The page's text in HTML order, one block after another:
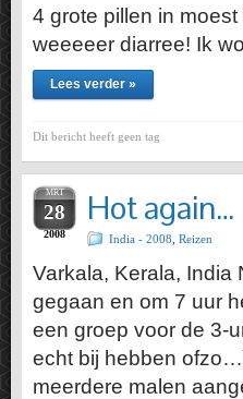
4 grote pillen in
weeeeer diarree! Ik
Lees verder »
Dit bericht heeft geen tag
MRT
28
2008
Hot again…
India - 2008 Reizen
Varkala, Kerala, India
gegaan en om 7 uur
een groep voor de 3-
echt bij hebben
meerdere malen